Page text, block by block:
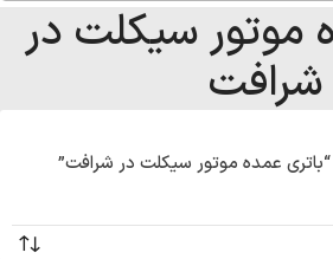
موتور سیکلت در
شرافت
عمده موتور سیکلت در شرافت”